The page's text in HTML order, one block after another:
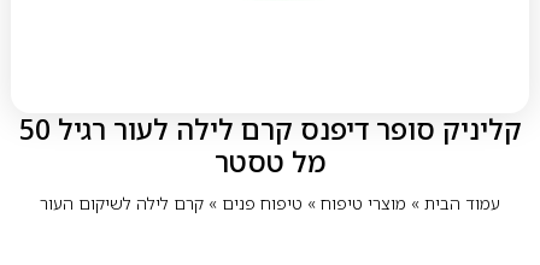
קליניק סופר דיפנס קרם לילה לעור רגיל 50
מל טסטר
עמוד הבית» מוצרי טיפוח» טיפוח פנים» קרם לילה לשיקום העור